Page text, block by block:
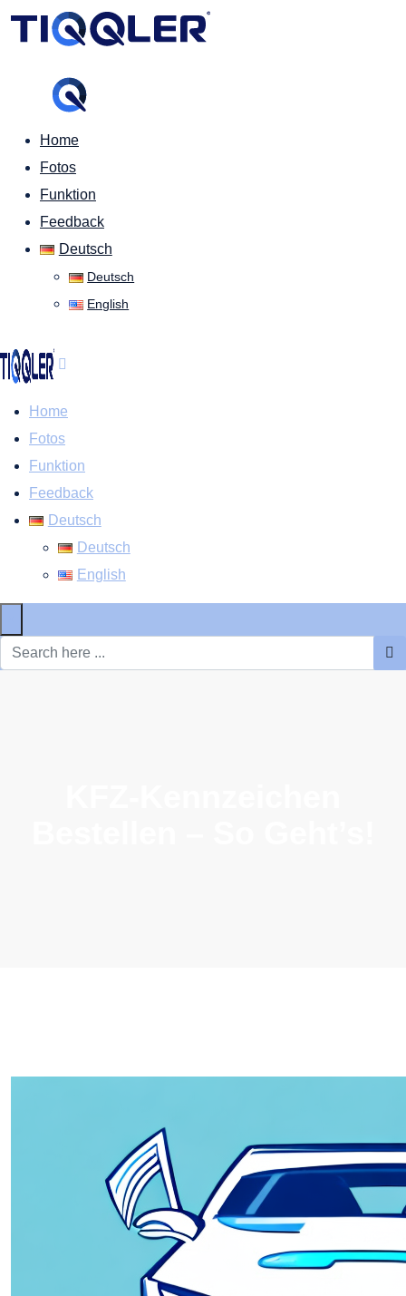
Home
Fotos
Funktion
Feedback
Deutsch
Deutsch
English
Home
Fotos
Funktion
Feedback
Deutsch
Deutsch
English